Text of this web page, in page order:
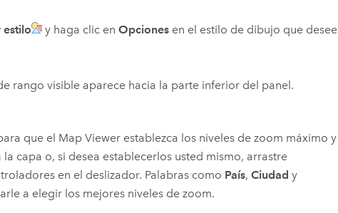
estilo y haga clic enOpciones en el estilo de dibujo que desee
rango visible aparece hacia la parte inferior del panel.
que el Map Viewer establezca los niveles de zoom máximo y
capa o, si desea establecerlos usted mismo, arrastre
en el deslizador. Palabras como País,Ciudad y
a elegir los mejores niveles de zoom.